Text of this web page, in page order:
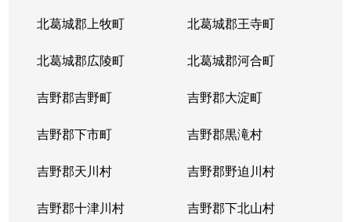
北葛城郡上牧町 北葛城郡王寺町
北葛城郡広陵町 北葛城郡河合町
吉野郡吉野町 吉野郡大淀町
吉野郡下市町 吉野郡黒滝村
吉野郡天川村 吉野郡野迫川村
吉野郡十津川村 吉野郡下北山村